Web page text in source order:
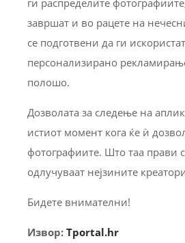
завршат и во рацете на
се подготвени да ги
персонализирано
полошо.
Дозволата за следење на
истиот момент кога ќе ѝ
фотографиите. Што таа прави
одлучуваат нејзините
Бидете внимателни!
Извор: Tportal.hr